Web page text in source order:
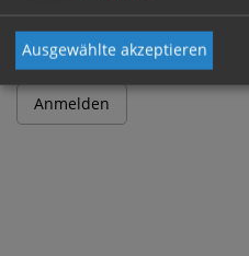
Ausgewählte akzeptieren